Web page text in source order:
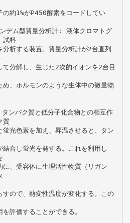
約1%がP450酵素をコードしてい
デム型質量分析計: 液体クロマトグ
試料
分析する装置。質量分析計が2台直列
分解し、生じた2次的イオンを2台目
、ホルモンのような生体中の微量物
ンパク質と低分子化合物との相互作
質
光色素を加え、昇温させると、タン
合し蛍光を発する。これを利用し
、受容体に生理活性物質（リガン
すので、熱変性温度が変化する。この
評価することができる。